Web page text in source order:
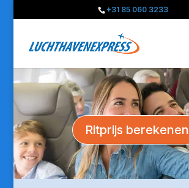
+31 85 060 3233
Ritprijs berekenen